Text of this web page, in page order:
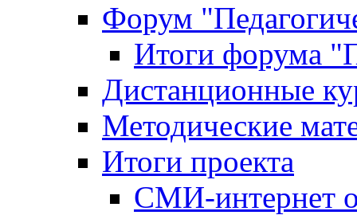
Форум
Итоги форума
Дистанционные
Методические
Итоги проекта
СМИ-интернет